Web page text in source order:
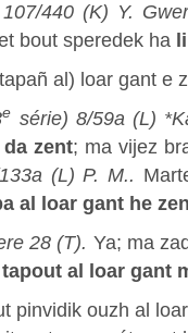
440 (K) Y.
bout speredek ha
al) loar gant e
e série) 8/59a (L)
da zent; ma vijez
(L) P. M..
al loar gant he
28 (T). Ya; ma
tapout al loar gant
pinvidik ouzh al